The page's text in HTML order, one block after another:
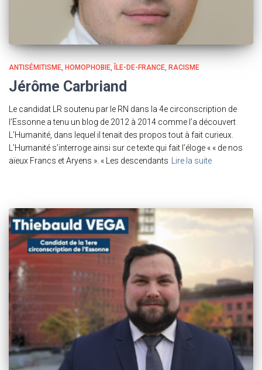
ANTISÉMITISME HOMOPHOBIE ÎLE-DE-FRANCE RACISME
Jérôme Carbriand
Le candidat LR soutenu par le RN dans la 4e circonscription de
l’Essonne a tenu un blog de 2012 à 2014 comme l’a découvert
L’Humanité, dans lequel il tenait des propos tout à fait curieux.
L’Humanité s’interroge ainsi sur ce texte qui fait l’éloge « « de nos
aïeux Francs et Aryens ». « Les descendants
Lire la suite